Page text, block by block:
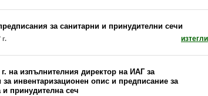
за санитарни и принудителни сечи
г. изтегли
на изпълнителния директор на ИАГ за
инвентаризационен опис и предписание за
принудителна сеч